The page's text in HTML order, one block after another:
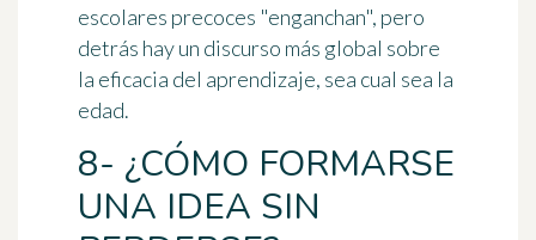
escolares precoces "enganchan", pero
detrás hay un discurso más global sobre
la eficacia del aprendizaje, sea cual sea la
edad.
8- ¿CÓMO FORMARSE
UNA IDEA SIN